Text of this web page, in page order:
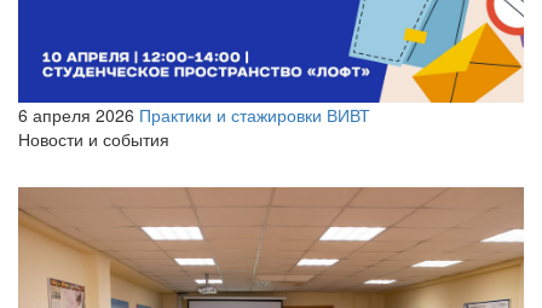
6 апреля 2026 Практики и стажировки ВИВТ
Новости и события